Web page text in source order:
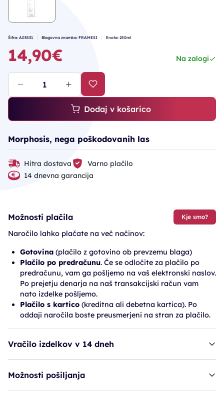
Šifra: A03531 Blagovna znamka: FRAMESI Enota: 250ml
14,90€ Na zalogi
Dodaj v košarico
Morphosis, nega poškodovanih las
Hitra dostava
Varno plačilo
14 dnevna garancija
Možnosti plačila Kje smo?
Naročilo lahko plačate na več načinov:
Gotovina (plačilo z gotovino ob prevzemu blaga)
Plačilo po predračunu. Če se odločite za plačilo po
predračunu, vam ga pošljemo na vaš elektronski naslov.
Po prejetju denarja na naš transakcijski račun vam
nato izdelke pošljemo.
Plačilo s kartico (kreditna ali debetna kartica). Po
oddaji naročila boste preusmerjeni na stran za plačilo.
Vračilo izdelkov v 14 dneh
Možnosti pošiljanja